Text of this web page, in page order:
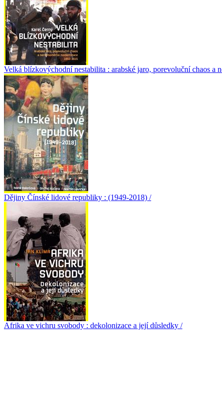
Velká blízkovýchodní nestabilita : arabské jaro, porevoluční chaos a
Dějiny Čínské lidové republiky : (1949-2018) /
Afrika ve vichru svobody : dekolonizace a její důsledky /